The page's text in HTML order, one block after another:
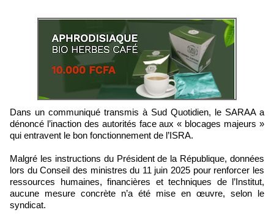
Dans un communiqué transmis à Sud Quotidien, le SARAA a
dénoncé l’inaction des autorités face aux « blocages majeurs »
qui entravent le bon fonctionnement de l’ISRA.
Malgré les instructions du Président de la République, données
lors du Conseil des ministres du 11 juin 2025 pour renforcer les
ressources humaines, financières et techniques de l’Institut,
aucune mesure concrète n’a été mise en œuvre, selon le
syndicat.